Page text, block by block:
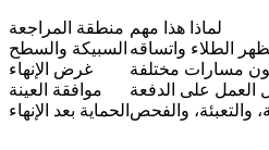
منطقة المراجعة لماذا هذا مهم
السبيكة والسطح الطلاء واتساقه
غرض الإنهاء
مسارات مختلفة
موافقة العينة
العمل على الدفعة
الحماية بعد الإنهاء والتعبئة، والفحص